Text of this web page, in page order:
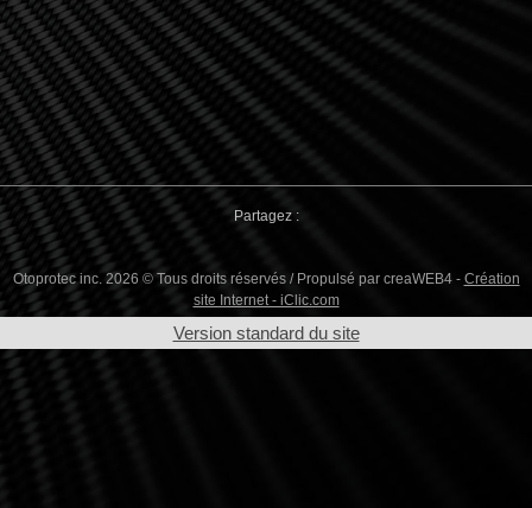
Partagez :
Otoprotec inc. 2026 © Tous droits réservés / Propulsé par creaWEB4 - Création
site Internet - iClic.com
Version standard du site